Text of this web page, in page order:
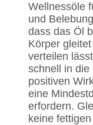
Wellnessöle
und
dass das Öl
Körper
verteilen
schnell in die
positiven
eine
erfordern.
keine